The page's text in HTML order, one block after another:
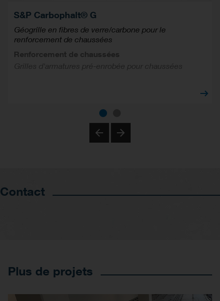
S&P Carbophalt® G
Géogrille en fibres de verre/carbone pour le
renforcement de chaussées
Renforcement de chaussées
Grilles d'armatures pré-enrobée pour chaussées
Contact
Plus de projets